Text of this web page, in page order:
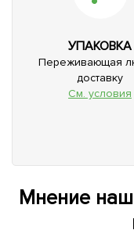
УПАКОВКА
Переживающая
доставку
См. условия
Мнение